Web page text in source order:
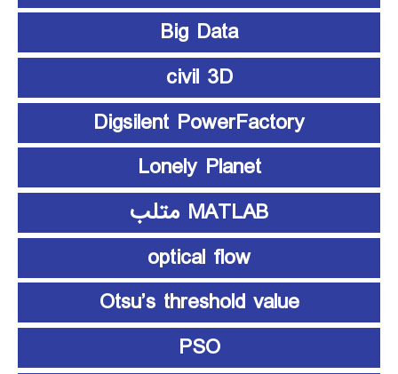
Big Data
civil 3D
Digsilent PowerFactory
Lonely Planet
MATLAB متلب
optical flow
Otsu’s threshold value
PSO